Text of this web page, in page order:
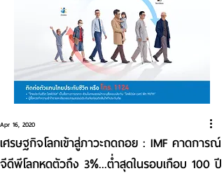
เศรษฐกิจโลกเข้าสู่ภาวะถดถอย : IMF คาดการณ์
จีดีพีโลกหดตัวถึง 3%...ต่ำสุดในรอบเกือบ 100 ปี
Apr 16, 2020